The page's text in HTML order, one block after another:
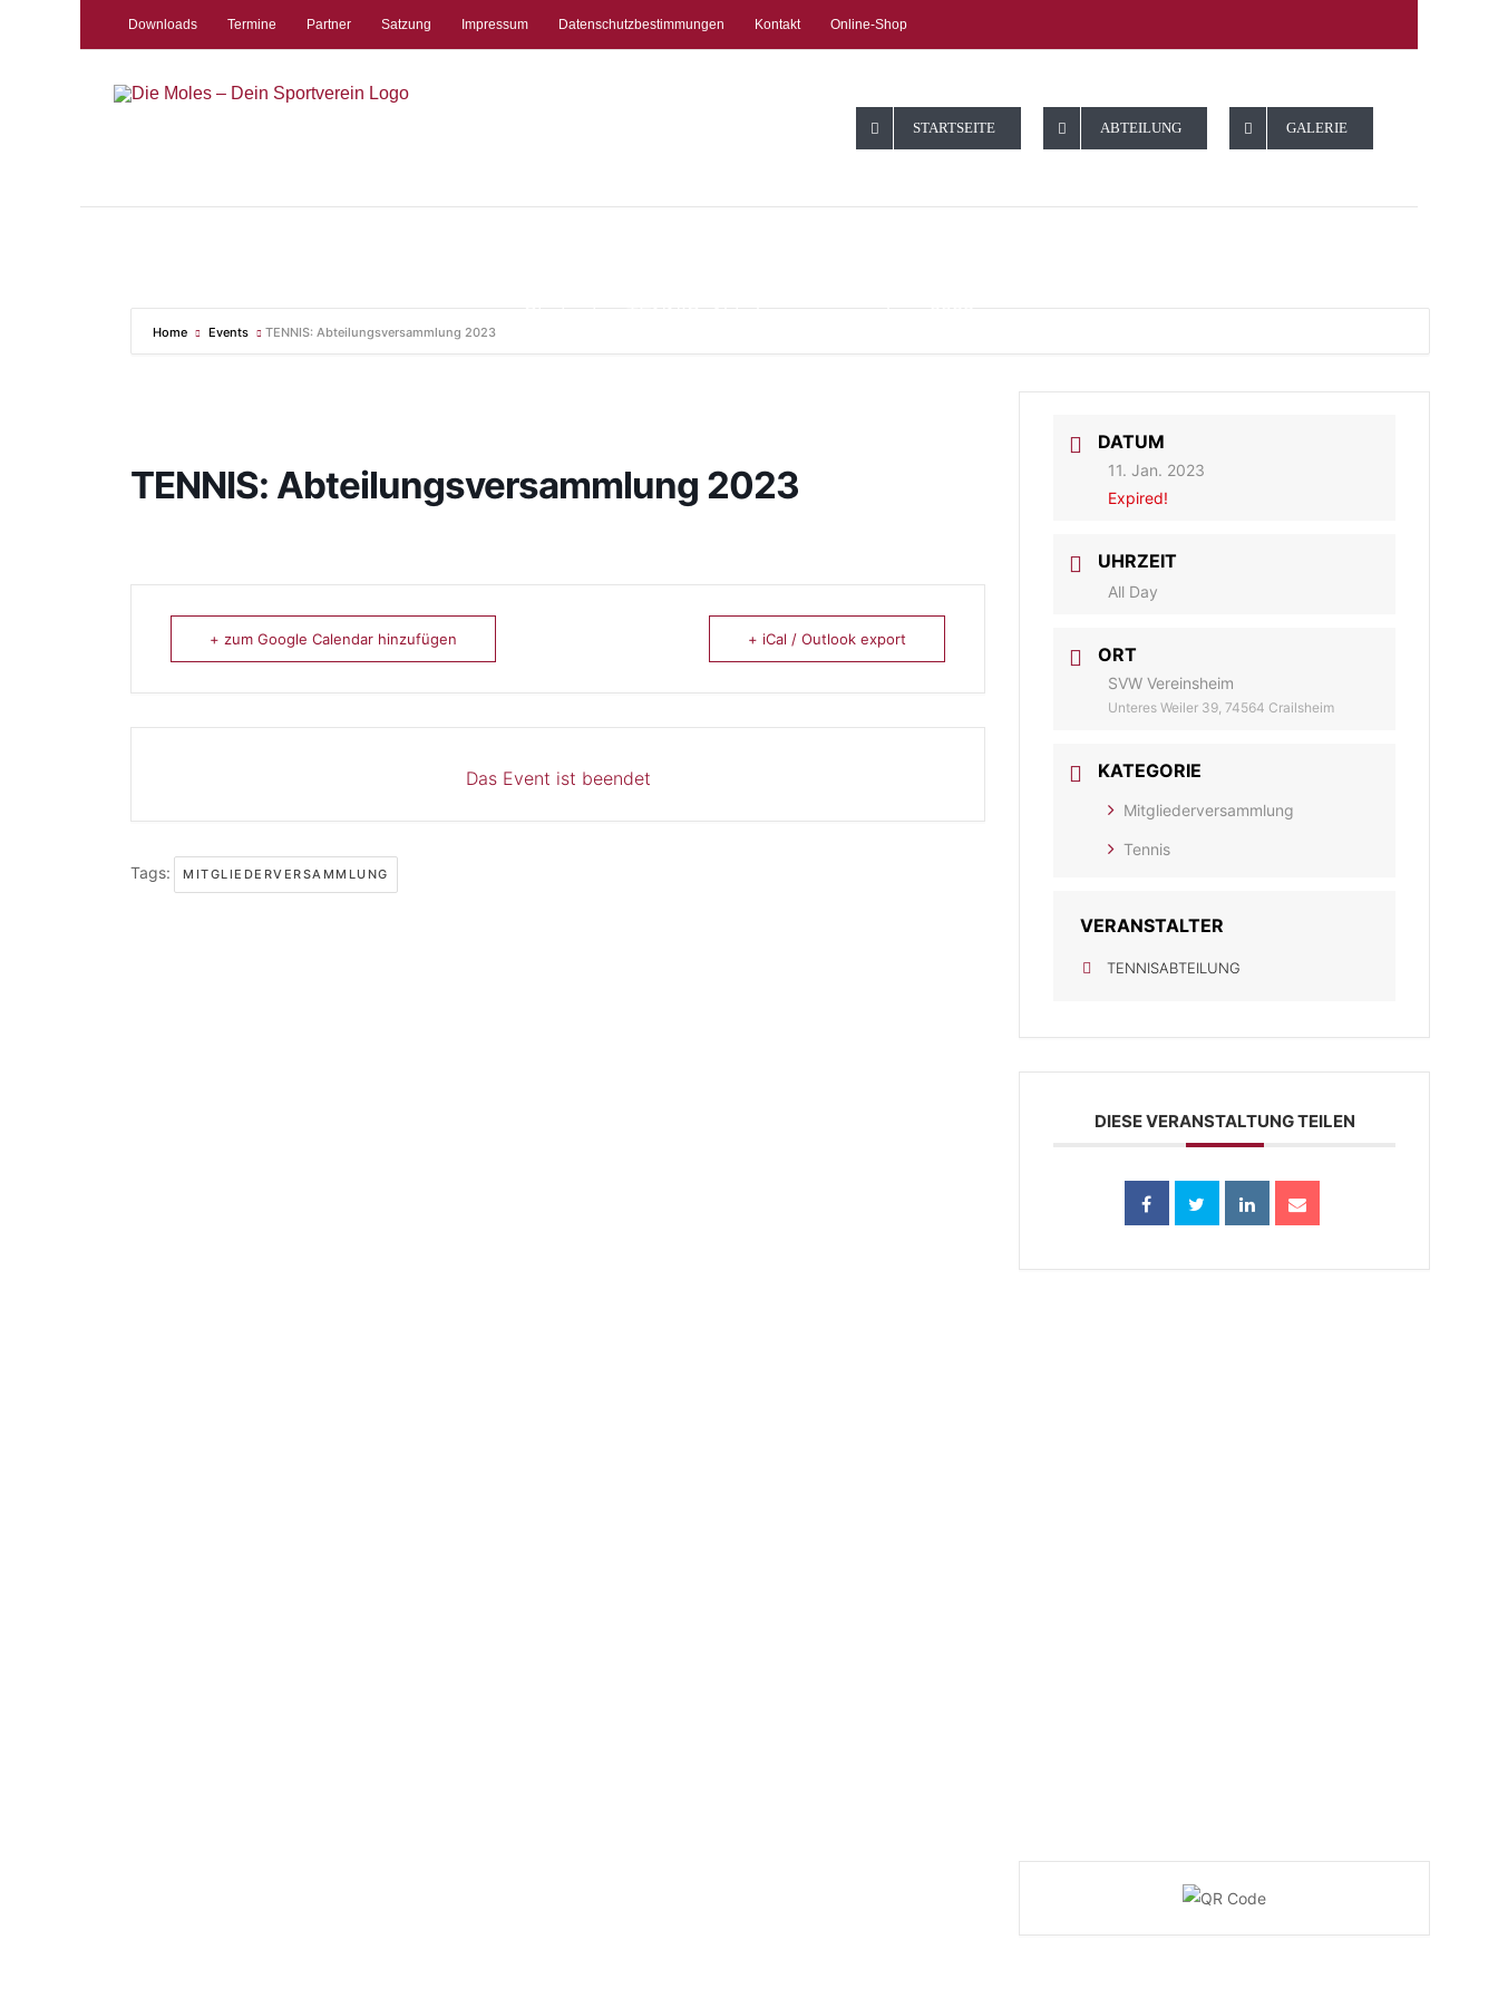
Downloads Termine Partner Satzung Impressum Datenschutzbestimmungen Kontakt Online-Shop
STARTSEITE ABTEILUNG GALERIE
TENNIS: Abteilungsversammlung
Startseite TENNIS: Abteilungsversammlung 2023
Home Events TENNIS: Abteilungsversammlung 2023
TENNIS: Abteilungsversammlung 2023
+ zum Google Calendar hinzufügen + iCal / Outlook export
Das Event ist beendet
Tags: MITGLIEDERVERSAMMLUNG
DATUM
11. Jan. 2023
Expired!
UHRZEIT
All Day
ORT
SVW Vereinsheim
Unteres Weiler 39, 74564 Crailsheim
KATEGORIE
Mitgliederversammlung
Tennis
VERANSTALTER
TENNISABTEILUNG
DIESE VERANSTALTUNG TEILEN